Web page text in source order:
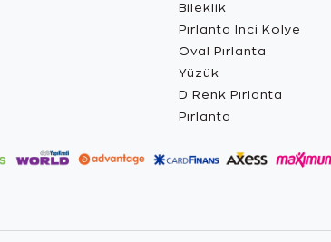
Bileklik
Pırlanta İnci Kolye
Oval Pırlanta
Yüzük
D Renk Pırlanta
Pırlanta